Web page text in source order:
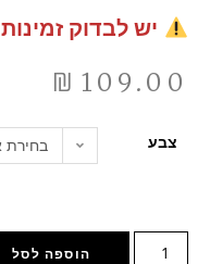
יש לבדוק
₪ 109.00
צבע בחירת
הוספה לסל